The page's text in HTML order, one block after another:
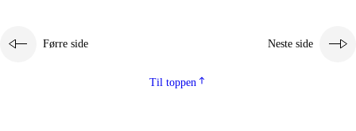
Førre side Neste side
Til toppen